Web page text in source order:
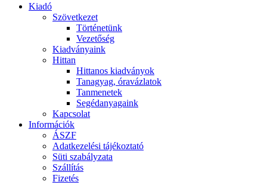
Kiadó
Szövetkezet
Történetünk
Vezetőség
Kiadványaink
Hittan
Hittanos kiadványok
Tanagyag, óravázlatok
Tanmenetek
Segédanyagaink
Kapcsolat
Információk
ÁSZF
Adatkezelési tájékoztató
Süti szabályzata
Szállítás
Fizetés